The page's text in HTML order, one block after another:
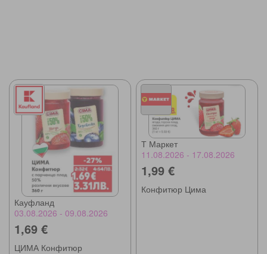
Кауфланд
03.08.2026 - 09.08.2026
1,69 €
ЦИМА Конфитюр
Т Маркет
11.08.2026 - 17.08.2026
1,99 €
Конфитюр Цима